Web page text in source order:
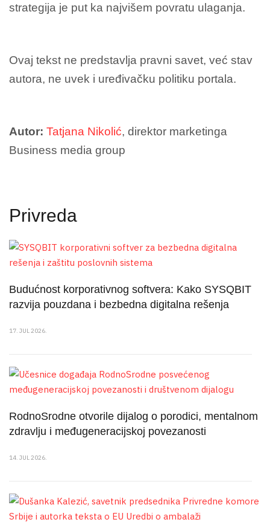
strategija je put ka najvišem povratu ulaganja.
Ovaj tekst ne predstavlja pravni savet, već stav
autora, ne uvek i uređivačku politiku portala.
Autor: Tatjana Nikolić, direktor marketinga
Business media group
Privreda
Budućnost korporativnog softvera: Kako SYSQBIT
razvija pouzdana i bezbedna digitalna rešenja
17. JUL 2026.
RodnoSrodne otvorile dijalog o porodici, mentalnom
zdravlju i međugeneracijskoj povezanosti
14. JUL 2026.